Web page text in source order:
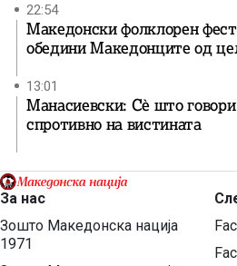
22:54
Македонски фолклорен
обедини Македонците од
13:01
Манасиевски: Сè што
спротивно на вистината
За нас
Зошто Македонска нација
1971